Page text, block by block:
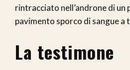
rintracciato nell’androne di un
pavimento sporco di sangue a
La testimone